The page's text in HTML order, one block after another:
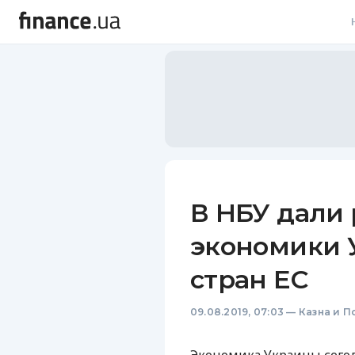
В НБУ дали
экономики
стран ЕС
09.08.2019, 07:03 — Казна и